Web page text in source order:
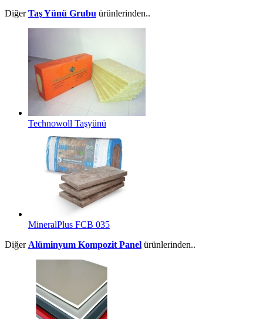
DiğerTaş Yünü Grubu ürünlerinden..
Technowoll Taşyünü
MineralPlus FCB 035
DiğerAlüminyum Kompozit Panel ürünlerinden..